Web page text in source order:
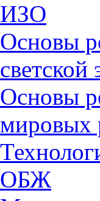
ИЗО
Основы
светской
Основы
мировых
ОБЖ